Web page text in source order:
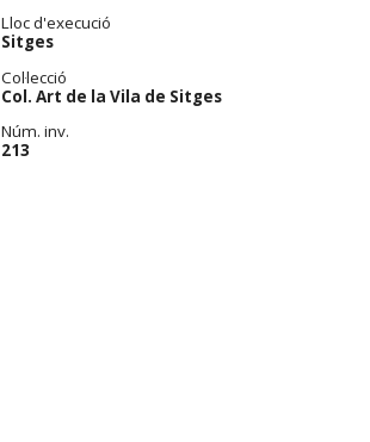
Lloc d'execució
Sitges
Col·lecció
Col. Art de la Vila de Sitges
Núm. inv.
213